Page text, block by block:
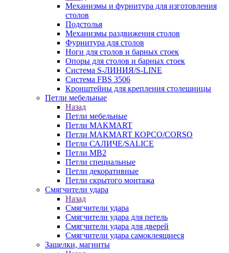
Механизмы и фурнитура для изготовления
столов
Подстолья
Механизмы раздвижения столов
Фурнитура для столов
Ноги для столов и барных стоек
Опоры для столов и барных стоек
Система S-ЛИНИЯ/S-LINE
Система FBS 3506
Кронштейны для крепления столешницы
Петли мебельные
Назад
Петли мебельные
Петли MAKMART
Петли MAKMART КОРСО/CORSO
Петли САЛИЧЕ/SALICE
Петли MB2
Петли специальные
Петли декоративные
Петли скрытого монтажа
Смягчители удара
Назад
Смягчители удара
Смягчители удара для петель
Смягчители удара для дверей
Cмягчители удара самоклеящиеся
Защелки, магниты